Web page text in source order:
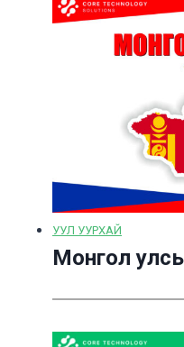
УУЛ УУРХАЙ
Монгол